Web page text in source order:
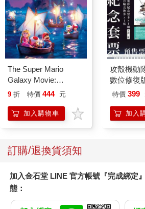
The Super Mario
Galaxy Movie:
Peach`s Birthday
Mario Galaxy Movie
Storybook
9 折 特價 444 元
加入購物車
攻殼機動
數位修復
特價 399
加入
訂購/退換貨須知
加入金石堂 LINE 官方帳號『完成綁定
態：